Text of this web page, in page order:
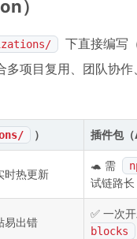
）
下直接编写
多项目复用、团队协
） 插件包（
时热更新
🐢 需
试链路长
易出错
✅ 一次
blocks